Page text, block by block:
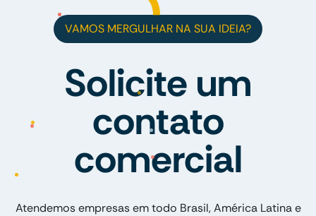
VAMOS MERGULHAR NA SUA IDEIA?
Solicite um
contato
comercial
Atendemos empresas em todo Brasil, América Latina e